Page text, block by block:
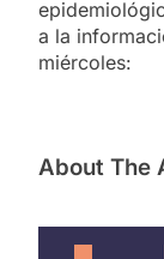
a la
miércoles:
About The